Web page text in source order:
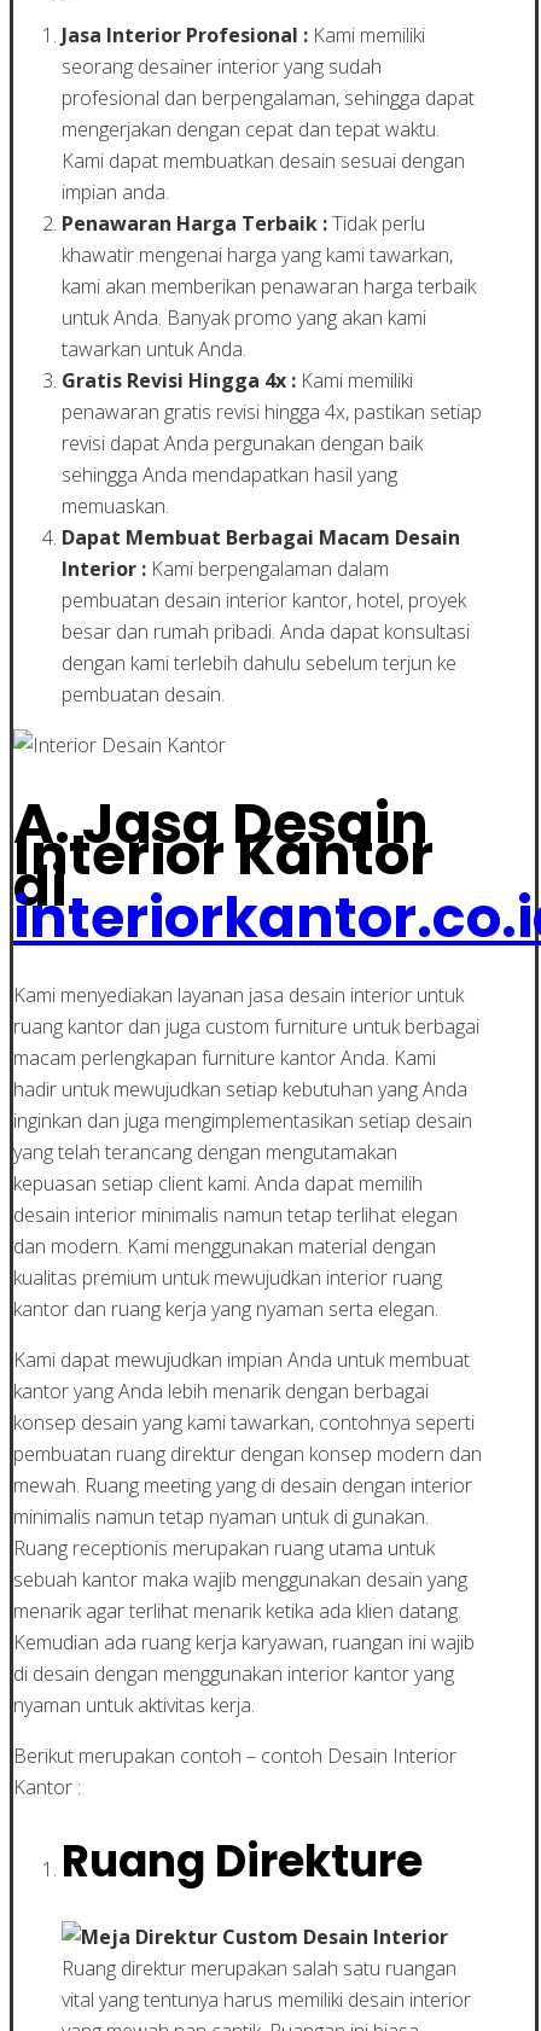
Jasa Interior Profesional : Kami memiliki
seorang desainer interior yang sudah
profesional dan berpengalaman, sehingga dapat
mengerjakan dengan cepat dan tepat waktu.
Kami dapat membuatkan desain sesuai dengan
impian anda.
Penawaran Harga Terbaik :Tidak perlu
khawatir mengenai harga yang kami tawarkan,
kami akan memberikan penawaran harga terbaik
untuk Anda. Banyak promo yang akan kami
tawarkan untuk Anda.
Gratis Revisi Hingga 4x : Kami memiliki
penawaran gratis revisi hingga 4x, pastikan setiap
revisi dapat Anda pergunakan dengan baik
sehingga Anda mendapatkan hasil yang
memuaskan.
Dapat Membuat Berbagai Macam Desain
Interior : Kami berpengalaman dalam
pembuatan desain interior kantor, hotel, proyek
besar dan rumah pribadi. Anda dapat konsultasi
dengan kami terlebih dahulu sebelum terjun ke
pembuatan desain.
A. Jasa Desain
Interior Kantor
di
Kami menyediakan layanan jasa desain interior untuk
ruang kantor dan juga custom furniture untuk berbagai
macam perlengkapan furniture kantor Anda. Kami
hadir untuk mewujudkan setiap kebutuhan yang Anda
inginkan dan juga mengimplementasikan setiap desain
yang telah terancang dengan mengutamakan
kepuasan setiap client kami. Anda dapat memilih
desain interior minimalis namun tetap terlihat elegan
dan modern. Kami menggunakan material dengan
kualitas premium untuk mewujudkan interior ruang
kantor dan ruang kerja yang nyaman serta elegan.
Kami dapat mewujudkan impian Anda untuk membuat
kantor yang Anda lebih menarik dengan berbagai
konsep desain yang kami tawarkan, contohnya seperti
pembuatan ruang direktur dengan konsep modern dan
mewah. Ruang meeting yang di desain dengan interior
minimalis namun tetap nyaman untuk di gunakan.
Ruang receptionis merupakan ruang utama untuk
sebuah kantor maka wajib menggunakan desain yang
menarik agar terlihat menarik ketika ada klien datang.
Kemudian ada ruang kerja karyawan, ruangan ini wajib
di desain dengan menggunakan interior kantor yang
nyaman untuk aktivitas kerja.
Berikut merupakan contoh – contoh Desain Interior
Kantor :
Ruang Direkture
Ruang direktur merupakan salah satu ruangan
vital yang tentunya harus memiliki desain interior